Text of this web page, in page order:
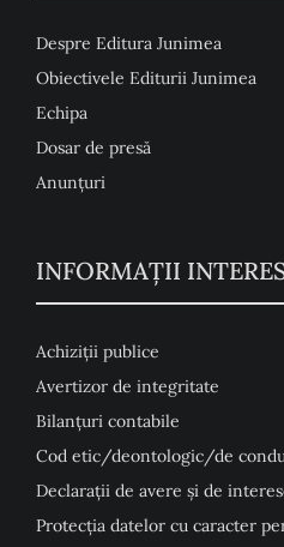
Despre Editura Junimea
Obiectivele Editurii Junimea
Echipa
Dosar de presă
Anunţuri
INFORMAȚII
Achiziții publice
Avertizor de integritate
Bilanțuri contabile
Cod etic/deontologic/de
Declarații de avere și de
Protecția datelor cu caracter